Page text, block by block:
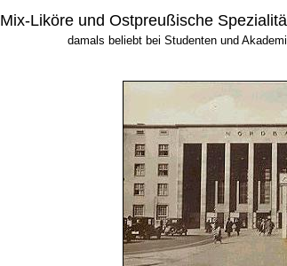
Mix-Liköre und Ostpreußische
damals beliebt bei Studenten und